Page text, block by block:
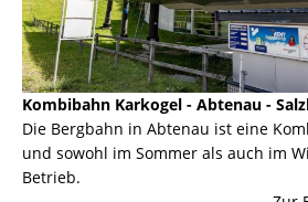
Kombibahn Karkogel - Abtenau -
Die Bergbahn in Abtenau ist eine
und sowohl im Sommer als auch im
Betrieb.